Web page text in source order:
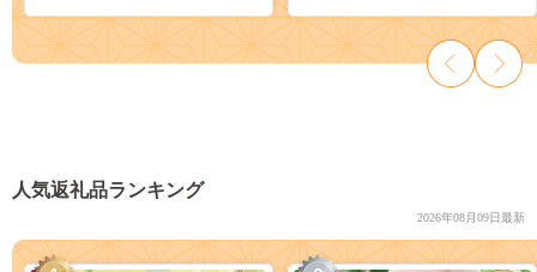
人気返礼品ランキング
2026年08月09日最新